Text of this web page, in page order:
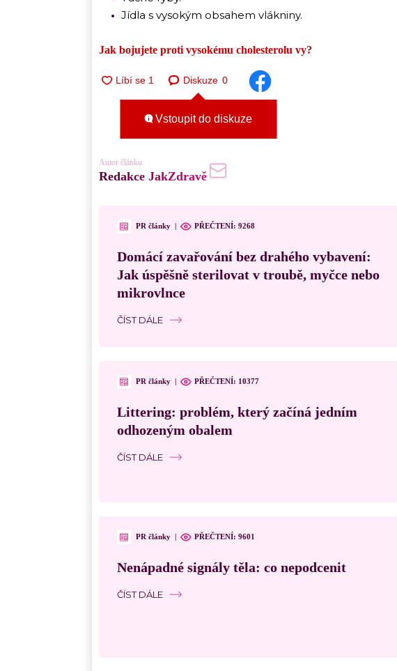
Jídla s vysokým obsahem vlákniny.
Jak bojujete proti vysokému cholesterolu vy?
Diskuze 0
Vstoupit do diskuze
Autor článku
Redakce JakZdravě
PR články PŘEČTENÍ: 9268
Domácí zavařování bez drahého vybavení:
Jak úspěšně sterilovat v troubě, myčce nebo
mikrovlnce
ČÍST DÁLE
PR články PŘEČTENÍ: 10377
Littering: problém, který začíná jedním
odhozeným obalem
ČÍST DÁLE
PR články PŘEČTENÍ: 9601
Nenápadné signály těla: co nepodcenit
ČÍST DÁLE